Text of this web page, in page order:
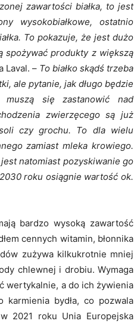
zawartości białka, to jest
wysokobiałkowe, ostatnio
To pokazuje, że jest dużo
spożywać produkty z większą
Laval. – To białko skądś trzeba
ale pytanie, jak długo będzie
się zastanowić nad
zwierzęcego są już
czy grochu. To dla wielu
zamiast mleka krowiego.
natomiast pozyskiwanie go
roku osiągnie wartość ok.
bardzo wysoką zawartość
cennych witamin, błonnika
zużywa kilkukrotnie mniej
chlewnej i drobiu. Wymaga
wertykalnie, a do ich żywienia
bydła, co pozwala
2021 roku Unia Europejska